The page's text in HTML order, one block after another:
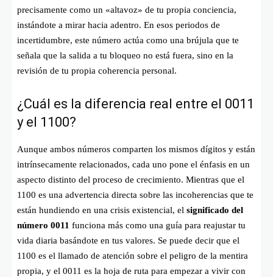
precisamente como un «altavoz» de tu propia conciencia,
instándote a mirar hacia adentro. En esos periodos de
incertidumbre, este número actúa como una brújula que te
señala que la salida a tu bloqueo no está fuera, sino en la
revisión de tu propia coherencia personal.
¿Cuál es la diferencia real entre el 0011
y el 1100?
Aunque ambos números comparten los mismos dígitos y están
intrínsecamente relacionados, cada uno pone el énfasis en un
aspecto distinto del proceso de crecimiento. Mientras que el
1100 es una advertencia directa sobre las incoherencias que te
están hundiendo en una crisis existencial, el significado del
número 0011 funciona más como una guía para reajustar tu
vida diaria basándote en tus valores. Se puede decir que el
1100 es el llamado de atención sobre el peligro de la mentira
propia, y el 0011 es la hoja de ruta para empezar a vivir con